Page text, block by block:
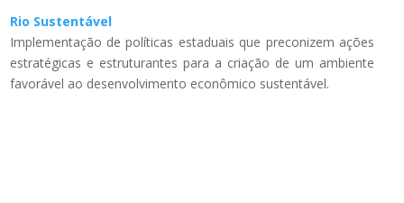
Rio Sustentável
Implementação de políticas estaduais que preconizem ações
estratégicas e estruturantes para a criação de um ambiente
favorável ao desenvolvimento econômico sustentável.